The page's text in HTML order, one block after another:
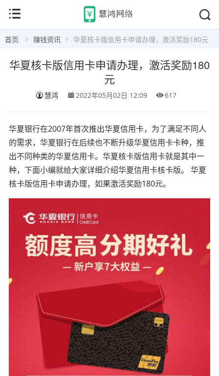
首页 赚钱资讯 华夏核卡版信用卡申请办理，激活奖励180元
华夏核卡版信用卡申请办理，激活奖励180
元
慧鸿 2022年05月02日 12:09 617
华夏银行在2007年首次推出华夏信用卡，为了满足不同人
的需求，华夏银行在后续也不断升级华夏信用卡卡种，推
出不同种类的华夏信用卡。华夏核卡版信用卡就是其中一
种，下面小编就给大家详细介绍华夏信用卡核卡版。 华夏
核卡版信用卡申请办理，如果激活奖励180元。